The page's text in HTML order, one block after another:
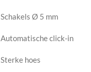
Schakels Ø 5 mm
Automatische click-in
Sterke hoes